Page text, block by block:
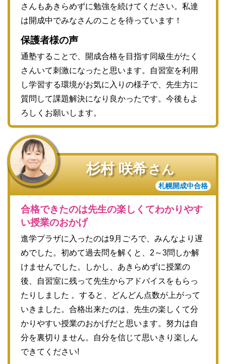
さんもあきらめずに勉強を続けてください。私達
は開成中でみなさんのことを待っています！
保護者様の声
通塾することで、開成合格を目指す同級生がたく
さんいて刺激になったと思います。自習室を利用
し学習する環境がお気に入りの様子で、先生方に
質問して課題解決になり良かったです。今後もよ
ろしくお願いします。
杉村 咲希さん
札幌開成中合格
合格できたのは先生の楽しくてわかりやす
い授業のおかげ
進学プラザに入ったのは9月ごろで、みんなより遅
めでした。初めて過去問を解くと、2～3問しか解
けませんでした。しかし、あきらめずに授業の
後、自習室に残って先生からアドバイスをもらっ
たりしました 。すると、どんどん点数が上がって
いきました。合格出来たのは、先生の楽しくて分
かりやすい授業のおかげだと思います。努力は自
分を裏切りません。自分を信じて思いきり楽しん
できてください!